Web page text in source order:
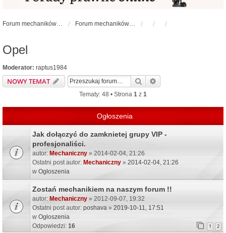
Forum mechaników samochodowych - forum-mechaniczne.pl Forum mechaników samochodowych
Opel
Moderator: raptus1984
NOWY TEMAT Szukaj
Tematy: 48 • Strona 1 z 1
Ogłoszenia
Jak dołączyć do zamknietej grupy VIP -
profesjonaliści.
autor: Mechaniczny » 2014-02-04, 21:26
Ostatni post autor: Mechaniczny » 2014-02-04, 21:26
w Ogłoszenia
Zostań mechanikiem na naszym forum !!
autor: Mechaniczny » 2012-09-07, 19:32
Ostatni post autor: poshava » 2019-10-11, 17:51
w Ogłoszenia
Odpowiedzi: 16 1 2